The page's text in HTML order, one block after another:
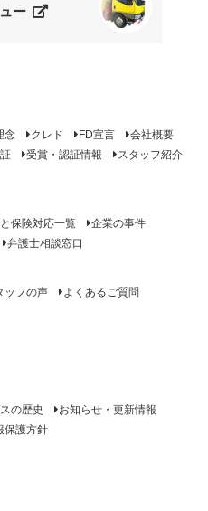
ー
念 クレド FD宣言
会社概要
受賞・認証情報
スタッフ紹介
保険対応一覧
企業の事件
弁護士相談窓口
ッフの声
よくあるご質問
の歴史
お知らせ・更新情報
保護方針